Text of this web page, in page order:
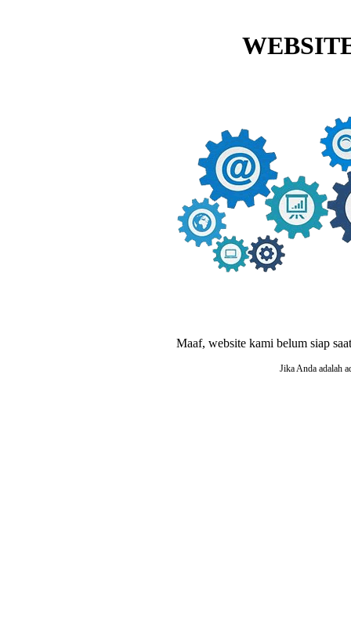
Maaf, website kami belum siap
Jika Anda adalah